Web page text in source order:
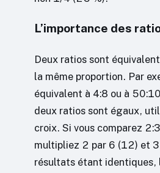
L’importance des
Deux ratios sont
la même proportion. Par
équivalent à 4:8 ou à
deux ratios sont égaux,
croix. Si vous comparez
multipliez 2 par 6 (12) et
résultats étant identiques,